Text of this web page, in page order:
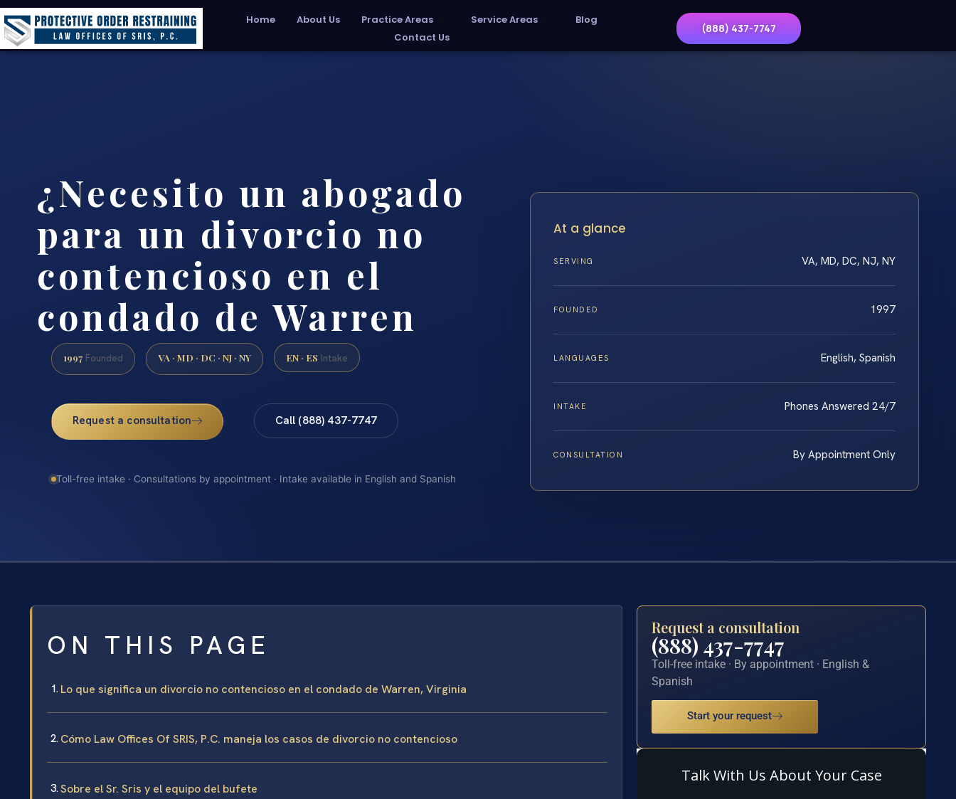
Home About Us Practice Areas Service Areas
Blog
Contact Us
(888) 437-7747
¿Necesito un abogado
para un divorcio no
contencioso en el
condado de Warren
1997 Founded VA · MD · DC · NJ · NY EN · ES Intake
Request a consultation Call (888) 437-7747
Toll-free intake · Consultations by appointment · Intake available in English and Spanish
At a glance
SERVING VA, MD, DC, NJ, NY
FOUNDED 1997
LANGUAGES English, Spanish
INTAKE Phones Answered 24/7
CONSULTATION By Appointment Only
ON THIS PAGE
Lo que significa un divorcio no contencioso en el condado de Warren, Virginia
Cómo Law Offices Of SRIS, P.C. maneja los casos de divorcio no contencioso
Sobre el Sr. Sris y el equipo del bufete
Request a consultation
(888) 437-7747
Toll-free intake · By appointment · English &
Spanish
Start your request